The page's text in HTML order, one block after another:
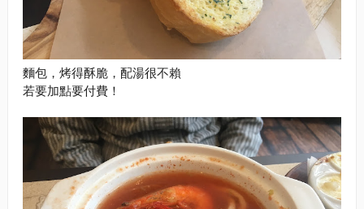
麵包，烤得酥脆，配湯很不賴
若要加點要付費！